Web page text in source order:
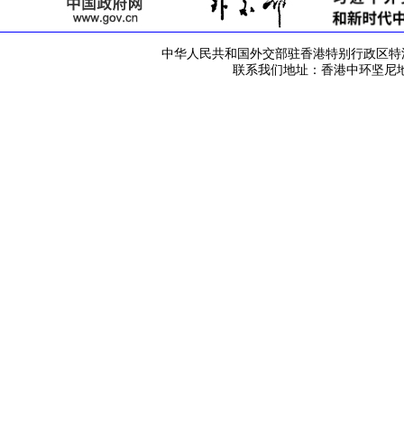
中华人民共和国外交部驻香港特别行政区特
联系我们地址：香港中环坚尼